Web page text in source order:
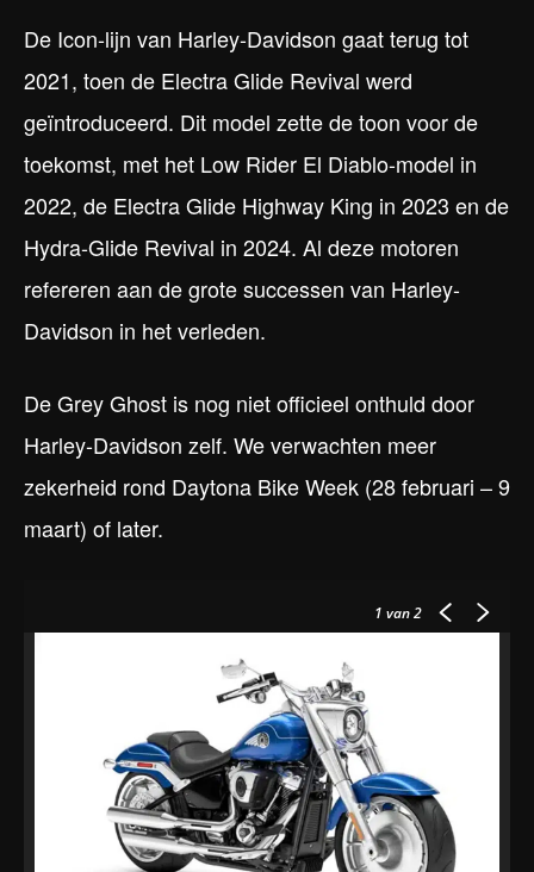
De Icon-lijn van Harley-Davidson gaat terug tot
2021, toen de Electra Glide Revival werd
geïntroduceerd. Dit model zette de toon voor de
toekomst, met het Low Rider El Diablo-model in
2022, de Electra Glide Highway King in 2023 en de
Hydra-Glide Revival in 2024. Al deze motoren
refereren aan de grote successen van Harley-
Davidson in het verleden.
De Grey Ghost is nog niet officieel onthuld door
Harley-Davidson zelf. We verwachten meer
zekerheid rond Daytona Bike Week (28 februari – 9
maart) of later.
1 van 2